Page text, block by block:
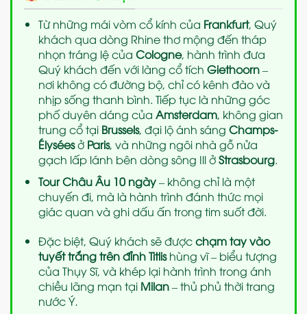
Từ những mái vòm cổ kính của Frankfurt, Quý
khách qua dòng Rhine thơ mộng đến tháp
nhọn tráng lệ của Cologne, hành trình đưa
Quý khách đến với làng cổ tích Giethoorn–
nơi không có đường bộ, chỉ có kênh đào và
nhịp sống thanh bình. Tiếp tục là những góc
phố duyên dáng của Amsterdam, không gian
trung cổ tại Brussels, đại lộ ánh sáng Champs-
Élyséesở Paris, và những ngôi nhà gỗ nửa
gạch lấp lánh bên dòng sông Ill ởStrasbourg.
Tour Châu Âu 10 ngày– không chỉ là một
chuyến đi, mà là hành trình đánh thức mọi
giác quan và ghi dấu ấn trong tim suốt đời.
Đặc biệt, Quý khách sẽ đượcchạm tay vào
tuyết trắng trên đỉnh Titlishùng vĩ – biểu tượng
của Thụy Sĩ, và khép lại hành trình trong ánh
chiều lãng mạn tại Milan– thủ phủ thời trang
nước Ý.